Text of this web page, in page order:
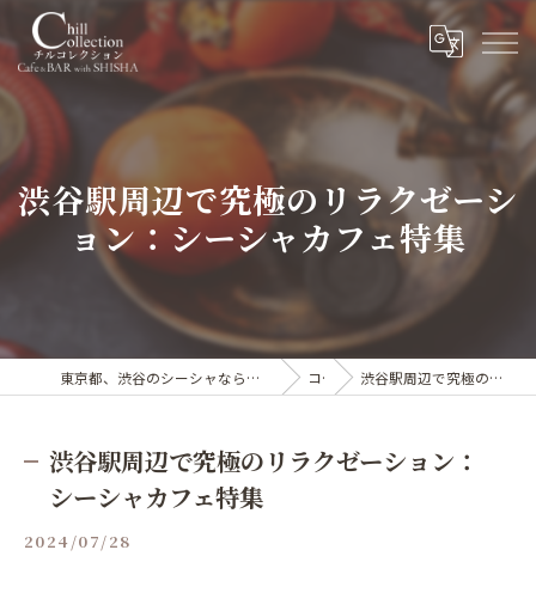
渋谷駅周辺で究極のリラクゼーシ
ョン：シーシャカフェ特集
東京都、渋谷のシーシャならカフェ&シーシャバー Chill collection渋谷センター街店 コラム 渋谷駅周辺で究極のリラクゼーション：シーシャカフェ特集
渋谷駅周辺で究極のリラクゼーション：
シーシャカフェ特集
2024/07/28